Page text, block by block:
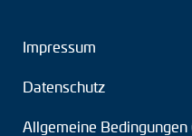
Impressum
Datenschutz
Allgemeine Bedingungen